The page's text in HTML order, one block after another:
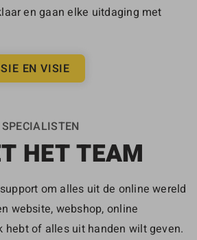
en gaan elke uitdaging met
EN VISIE
HET TEAM
om alles uit de online wereld
website, webshop, online
hebt of alles uit handen wilt geven.